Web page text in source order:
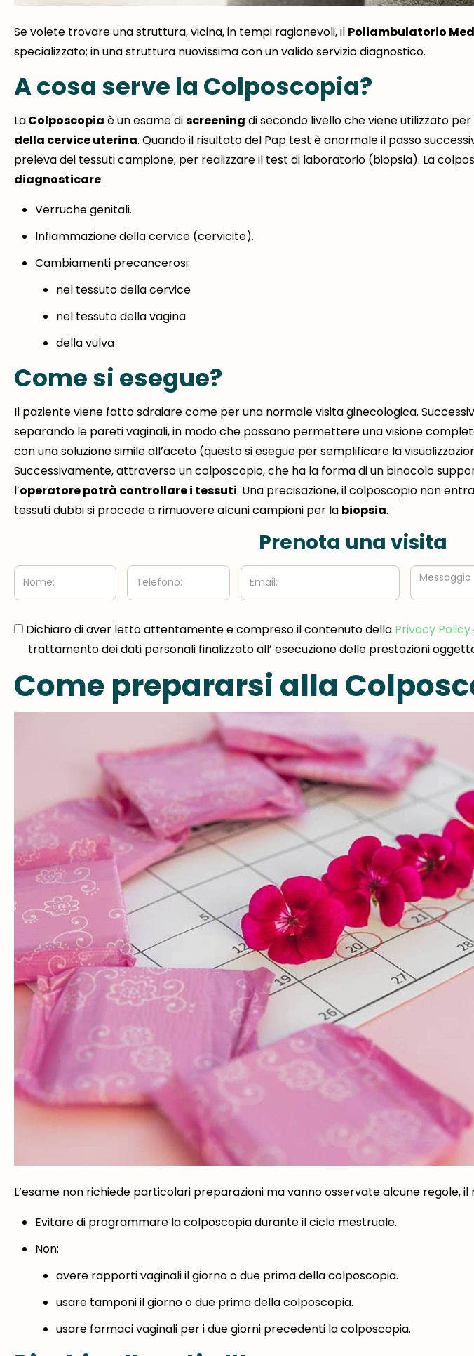
Se volete trovare una struttura, vicina, in tempi ragionevoli,il Poliambulatorio
specializzato; in una struttura nuovissima con un valido servizio diagnostico.
A cosa serve la Colposcopia?
LaColposcopia è un esame discreening di secondo livello che viene utilizzato
della cervice uterina. Quando il risultato del Pap test è anormale il passo
preleva dei tessuti campione; per realizzare il test di laboratorio (biopsia). La
diagnosticare:
Verruche genitali.
Infiammazione della cervice (cervicite).
Cambiamenti precancerosi:
nel tessuto della cervice
nel tessuto della vagina
della vulva
Come si esegue?
Il paziente viene fatto sdraiare come per una normale visita ginecologica.
separando le pareti vaginali, in modo che possano permettere una visione
con una soluzione simile all’aceto (questo si esegue per semplificare la
Successivamente, attraverso un colposcopio, che ha la forma di un binocolo
l’operatore potrà controllare i tessuti. Una precisazione, il colposcopio non
tessuti dubbi si procede a rimuovere alcuni campioni per la biopsia.
Prenota una visita
Nome: Telefono: Email: Messaggio
gdpr
Dichiaro di aver letto attentamente e compreso il contenuto della Privacy Policy
trattamento dei dati personali finalizzato all’ esecuzione delle prestazioni
Come prepararsi alla
L’esame non richiede particolari preparazioni ma vanno osservate alcune regole, il
Evitare di programmare la colposcopia durante il ciclo mestruale.
Non:
avere rapporti vaginali il giorno o due prima della colposcopia.
usare tamponi il giorno o due prima della colposcopia.
usare farmaci vaginali per i due giorni precedenti la colposcopia.